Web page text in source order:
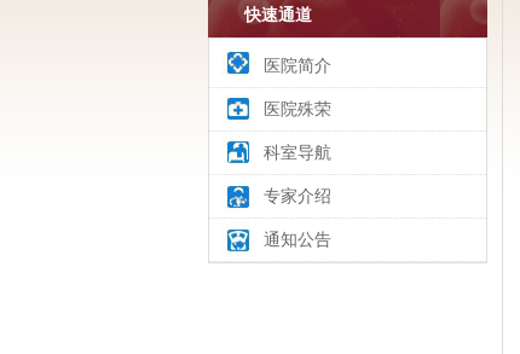
快速通道
医院简介
医院殊荣
科室导航
专家介绍
通知公告